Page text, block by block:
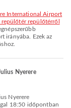
repülőtér repülőtérről
irányába. Ezek az
Nyerere
18:50 időpontban